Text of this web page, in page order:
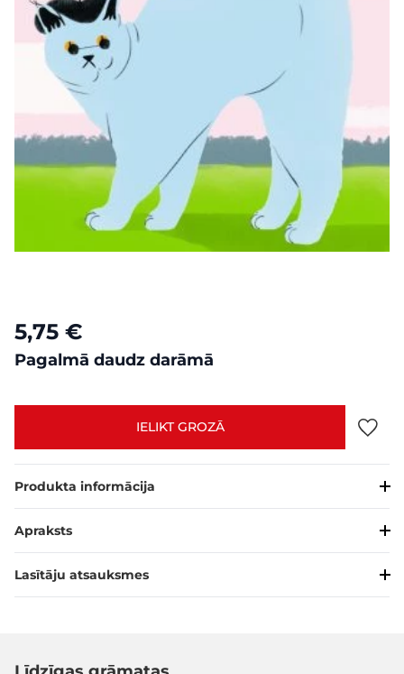
5,75 €
Pagalmā daudz darāmā
IELIKT GROZĀ
Produkta informācija
Apraksts
Lasītāju atsauksmes